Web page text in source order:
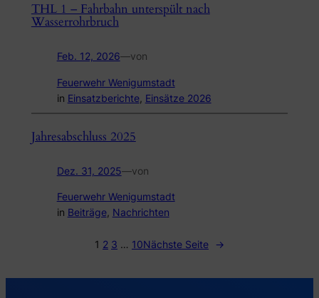
THL 1 – Fahrbahn unterspült nach
Wasserrohrbruch
Feb. 12, 2026—von
Feuerwehr Wenigumstadt
in Einsatzberichte, Einsätze 2026
Jahresabschluss 2025
Dez. 31, 2025—von
Feuerwehr Wenigumstadt
in Beiträge, Nachrichten
1 2 3 … 10Nächste Seite →